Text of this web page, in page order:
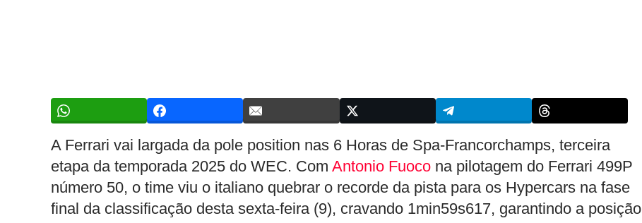
A Ferrari vai largada da pole position nas 6 Horas de Spa-Francorchamps, terceira
etapa da temporada 2025 do WEC. Com Antonio Fuoco na pilotagem do Ferrari 499P
número 50, o time viu o italiano quebrar o recorde da pista para os Hypercars na fase
final da classificação desta sexta-feira (9), cravando 1min59s617, garantindo a posição